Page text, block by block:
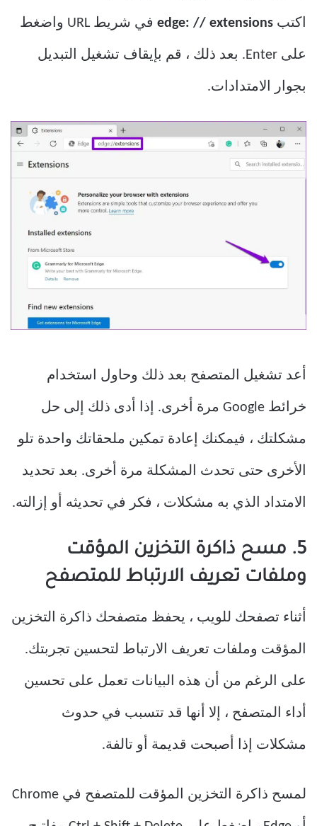
اكتب في شريط URL واضغط
على Enter. بعد ذلك ، قم بإيقاف تشغيل التبديل
بجوار الامتدادات.
أعد تشغيل المتصفح بعد ذلك وحاول استخدام
خرائط Google مرة أخرى. إذا أدى ذلك إلى حل
مشكلتك ، فيمكنك إعادة تمكين ملحقاتك واحدة تلو
الأخرى حتى تحدث المشكلة مرة أخرى. بعد تحديد
الامتداد الذي به مشكلات ، فكر في تحديثه أو إزالته.
5. مسح ذاكرة التخزين المؤقت
وملفات تعريف الارتباط للمتصفح
أثناء تصفحك للويب ، يحفظ متصفحك ذاكرة التخزين
المؤقت وملفات تعريف الارتباط لتحسين تجربتك.
على الرغم من أن هذه البيانات تعمل على تحسين
أداء المتصفح ، إلا أنها قد تتسبب في حدوث
مشكلات إذا أصبحت قديمة أو تالفة.
لمسح ذاكرة التخزين المؤقت للمتصفح في Chrome